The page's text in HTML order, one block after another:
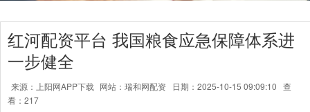
红河配资平台 我国粮食应急保障体系进
一步健全
来源：上阳网APP下载 网站：瑞和网配资 日期：2025-10-15 09:09:10 查
看：217